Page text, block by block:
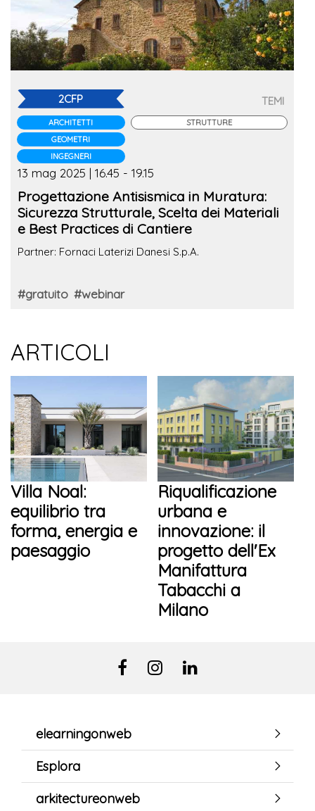
2CFP
ARCHITETTI
GEOMETRI
INGEGNERI
TEMI
STRUTTURE
13 mag 2025 | 16.45 - 19.15
Progettazione Antisismica in Muratura:
Sicurezza Strutturale, Scelta dei Materiali
e Best Practices di Cantiere
Partner: Fornaci Laterizi Danesi S.p.A.
#gratuito #webinar
ARTICOLI
Villa Noal:
equilibrio tra
forma, energia e
paesaggio
Riqualificazione
urbana e
innovazione: il
progetto dell'Ex
Manifattura
Tabacchi a
Milano
elearningonweb
Esplora
arkitectureonweb